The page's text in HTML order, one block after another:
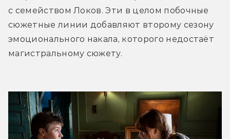
с семейством Локов. Эти в целом побочные
сюжетные линии добавляют второму сезону
эмоционального накала, которого недостаёт
магистральному сюжету.